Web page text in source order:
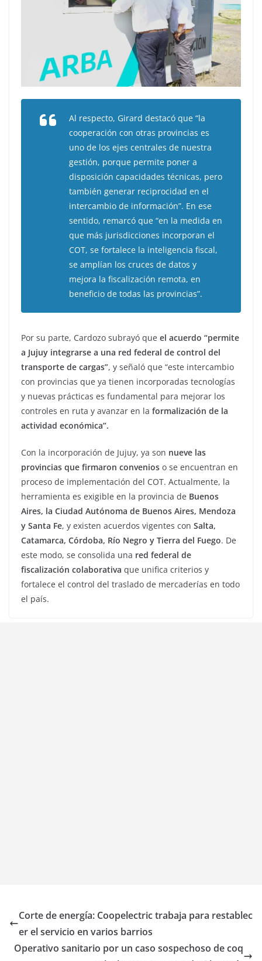
Al respecto, Girard destacó que “la
cooperación con otras provincias es
uno de los ejes centrales de nuestra
gestión, porque permite poner a
disposición capacidades técnicas, pero
también generar reciprocidad en el
intercambio de información”. En ese
sentido, remarcó que “en la medida en
que más jurisdicciones incorporan el
COT, se fortalece la inteligencia fiscal,
se amplían los cruces de datos y
mejora la fiscalización remota, en
beneficio de todas las provincias”.
Por su parte, Cardozo subrayó que el acuerdo “permite
a Jujuy integrarse a una red federal de control del
transporte de cargas”, y señaló que “este intercambio
con provincias que ya tienen incorporadas tecnologías
y nuevas prácticas es fundamental para mejorar los
controles en ruta y avanzar en la formalización de la
actividad económica”.
Con la incorporación de Jujuy, ya son nueve las
provincias que firmaron convenios o se encuentran en
proceso de implementación del COT. Actualmente, la
herramienta es exigible en la provincia de Buenos
Aires, la Ciudad Autónoma de Buenos Aires, Mendoza
y Santa Fe, y existen acuerdos vigentes con Salta,
Catamarca, Córdoba, Río Negro y Tierra del Fuego. De
este modo, se consolida una red federal de
fiscalización colaborativa que unifica criterios y
fortalece el control del traslado de mercaderías en todo
el país.
Corte de energía: Coopelectric trabaja para restablec
er el servicio en varios barrios
Operativo sanitario por un caso sospechoso de coq